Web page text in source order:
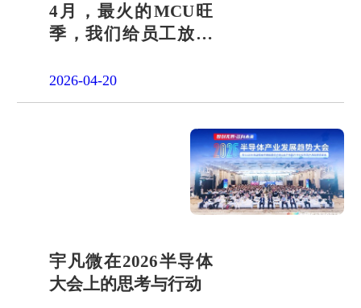
4月，最火的MCU旺
季，我们给员工放了
2026-04-20
宇凡微在2026半导体
大会上的思考与行动